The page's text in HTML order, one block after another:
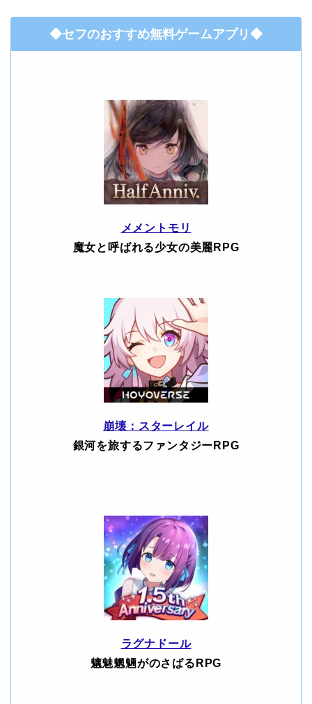
◆セフのおすすめ無料ゲームアプリ◆
メメントモリ
魔女と呼ばれる少女の美麗RPG
崩壊：スターレイル
銀河を旅するファンタジーRPG
ラグナドール
魑魅魍魎がのさばるRPG